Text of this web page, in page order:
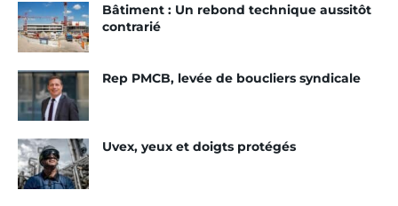
broyage de déchets…).
Un danger invisible.
Ou lors d’opération de démolition et de nettoyage.
Pour prévenir les différents dangers causés par ces
situations, il existe plusieurs solutions. Durant
cette journée de prévention, orchestrée par la FFB
et ses partenaires, l’OPPBTP, le Sist BTP, la Cnam et
Bâtiment : Un rebond technique aussitôt
contrarié
Rep PMCB, levée de boucliers syndicale
Uvex, yeux et doigts protégés